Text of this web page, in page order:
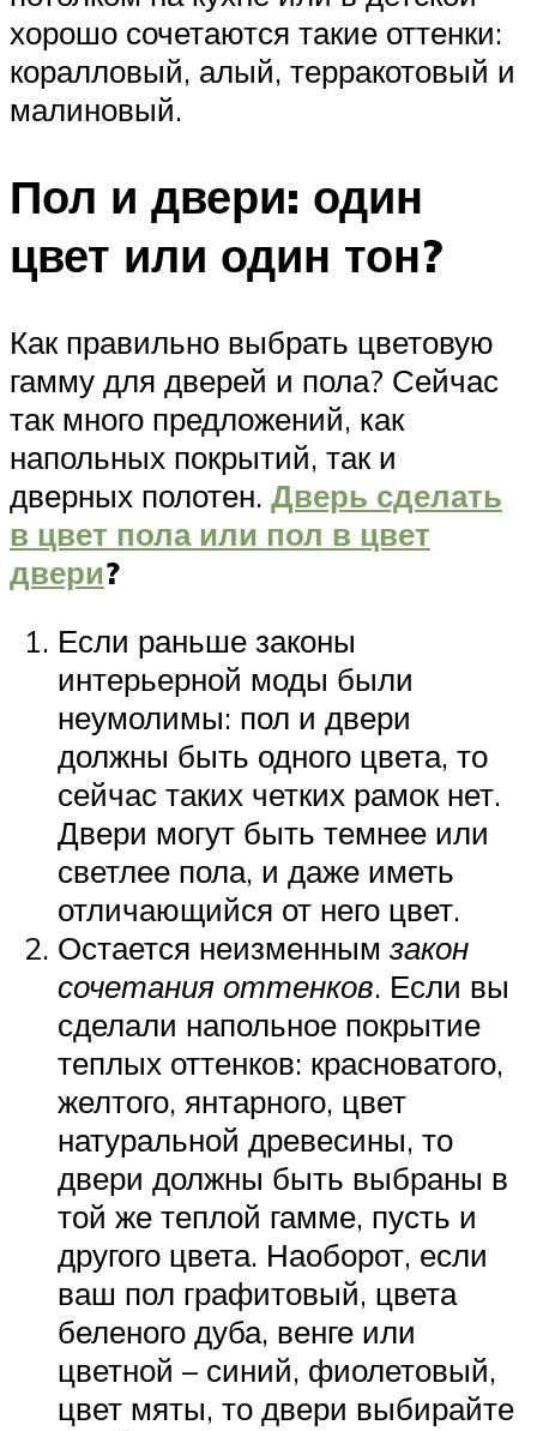
хорошо сочетаются такие оттенки:
коралловый, алый, терракотовый и
малиновый.
Пол и двери: один
цвет или один тон?
Как правильно выбрать цветовую
гамму для дверей и пола? Сейчас
так много предложений, как
напольных покрытий, так и
дверных полотен. Дверь сделать
в цвет пола или пол в цвет
двери?
Если раньше законы
интерьерной моды были
неумолимы: пол и двери
должны быть одного цвета, то
сейчас таких четких рамок нет.
Двери могут быть темнее или
светлее пола, и даже иметь
отличающийся от него цвет.
Остается неизменным закон
сочетания оттенков. Если вы
сделали напольное покрытие
теплых оттенков: красноватого,
желтого, янтарного, цвет
натуральной древесины, то
двери должны быть выбраны в
той же теплой гамме, пусть и
другого цвета. Наоборот, если
ваш пол графитовый, цвета
беленого дуба, венге или
цветной – синий, фиолетовый,
цвет мяты, то двери выбирайте